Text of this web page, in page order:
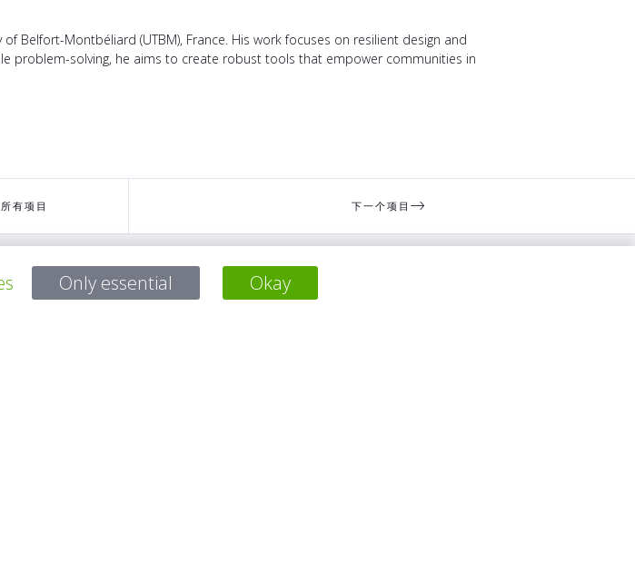
Belfort-Montbéliard (UTBM), France. His work focuses on resilient design and
problem-solving, he aims to create robust tools that empower communities in
所有项目 下一个项目
Only essential Okay